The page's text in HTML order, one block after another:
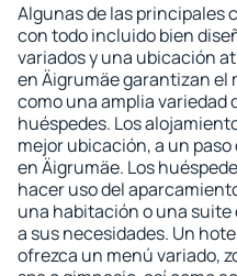
Algunas de las principales
con todo incluido bien
variados y una ubicación
en Äigrumäe garantizan el
como una amplia variedad
huéspedes. Los
mejor ubicación, a un
en Äigrumäe. Los
hacer uso del
una habitación o una
a sus necesidades. Un
ofrezca un menú variado,